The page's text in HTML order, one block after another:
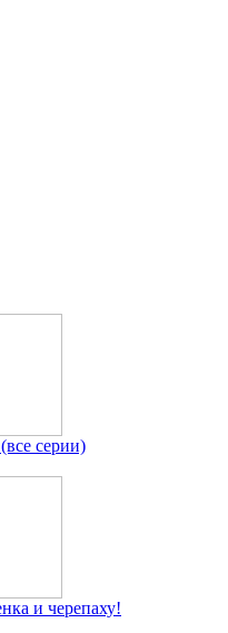
серии)
и черепаху!